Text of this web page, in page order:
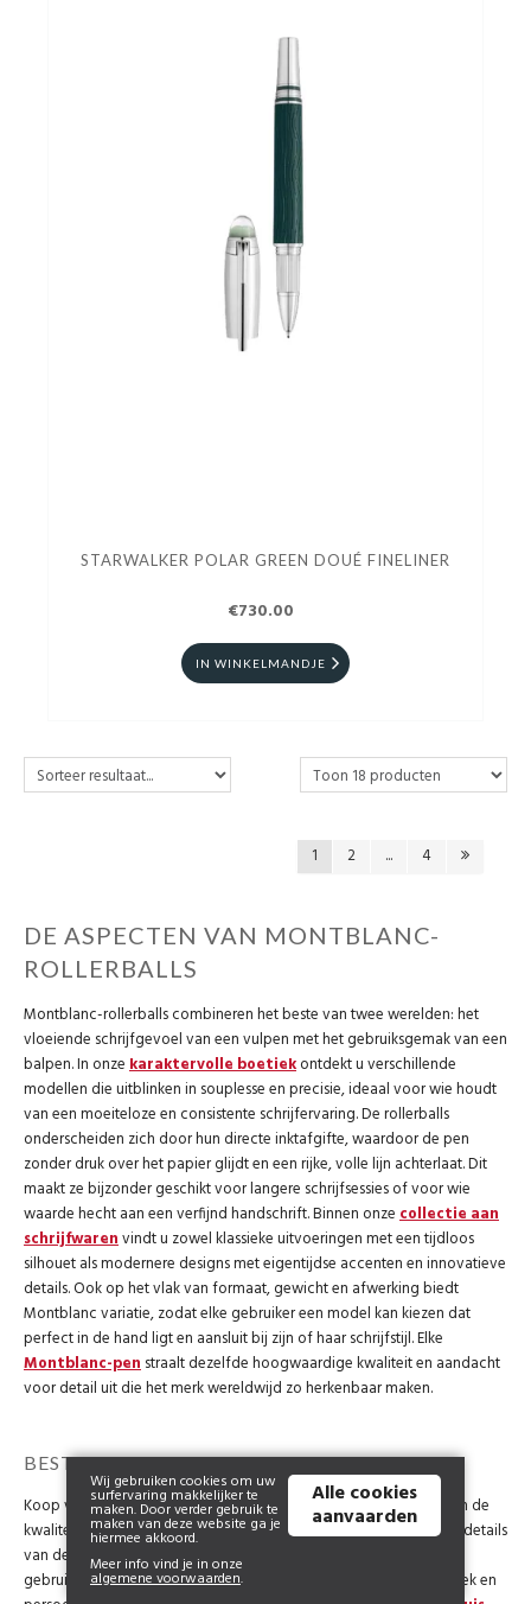
STARWALKER POLAR GREEN DOUÉ FINELINER
€730.00
IN WINKELMANDJE
1 2 ... 4
DE ASPECTEN VAN MONTBLANC-
ROLLERBALLS
Montblanc-rollerballs combineren het beste van twee werelden: het
vloeiende schrijfgevoel van een vulpen met het gebruiksgemak van een
balpen. In onzekaraktervolle boetiekontdekt u verschillende
modellen die uitblinken in souplesse en precisie, ideaal voor wie houdt
van een moeiteloze en consistente schrijfervaring. De rollerballs
onderscheiden zich door hun directe inktafgifte, waardoor de pen
zonder druk over het papier glijdt en een rijke, volle lijn achterlaat. Dit
maakt ze bijzonder geschikt voor langere schrijfsessies of voor wie
waarde hecht aan een verfijnd handschrift. Binnen onzecollectie aan
schrijfwarenvindt u zowel klassieke uitvoeringen met een tijdloos
silhouet als modernere designs met eigentijdse accenten en innovatieve
details. Ook op het vlak van formaat, gewicht en afwerking biedt
Montblanc variatie, zodat elke gebruiker een model kan kiezen dat
perfect in de hand ligt en aansluit bij zijn of haar schrijfstijl. Elke
Montblanc-penstraalt dezelfde hoogwaardige kwaliteit en aandacht
voor detail uit die het merk wereldwijd zo herkenbaar maken.
BESTEL NU EENVOUDIG UW ROLLERBALL
Koop vandaag nog uw nieuwe Montblanc-rollerball en geniet van de
kwaliteit van een topmerk. In onze webshop kan u alle technische details
van de verschillende modellen rustig vergelijken. U kan ook
gebruikmaken van onze eigen gravureservice om uw pen een uniek en
Wij gebruiken cookies om uw
surfervaring makkelijker te
maken. Door verder gebruik te
maken van deze website ga je
hiermee akkoord.
Meer info vind je in onze
algemene voorwaarden.
Alle cookies
aanvaarden